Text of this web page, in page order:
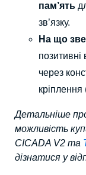
пам’ять
зв’язку.
На що
позитивні
через
кріплення
Детальніше
можливість
CICADA V2 та
дізнатися у